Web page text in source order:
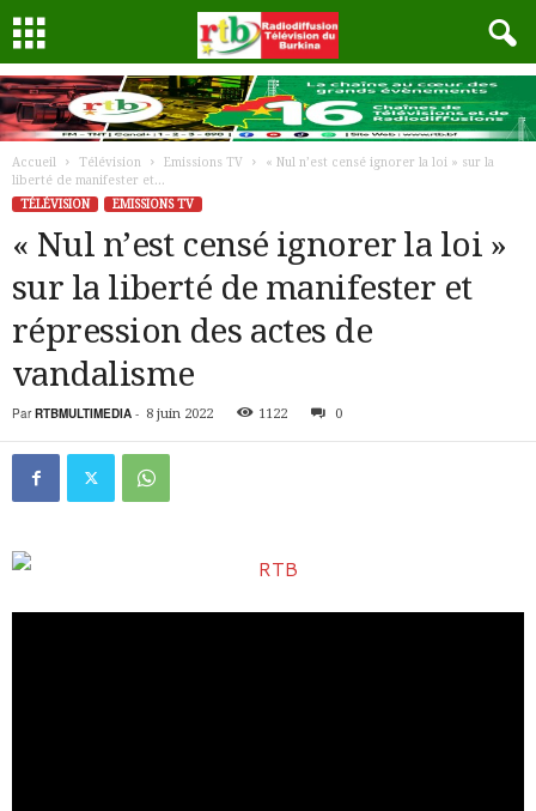
Accueil Télévision Emissions TV
« Nul n’est censé ignorer la loi » sur la
liberté de manifester et...
TÉLÉVISION
EMISSIONS TV
« Nul n’est censé ignorer la loi »
sur la liberté de manifester et
répression des actes de
vandalisme
Par RTBMULTIMEDIA - 8 juin 2022 1122 0